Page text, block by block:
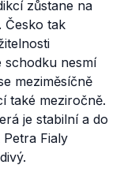
zůstane na
Česko tak
schodku nesmí
meziměsíčně
také meziročně.
je stabilní a do
Fialy